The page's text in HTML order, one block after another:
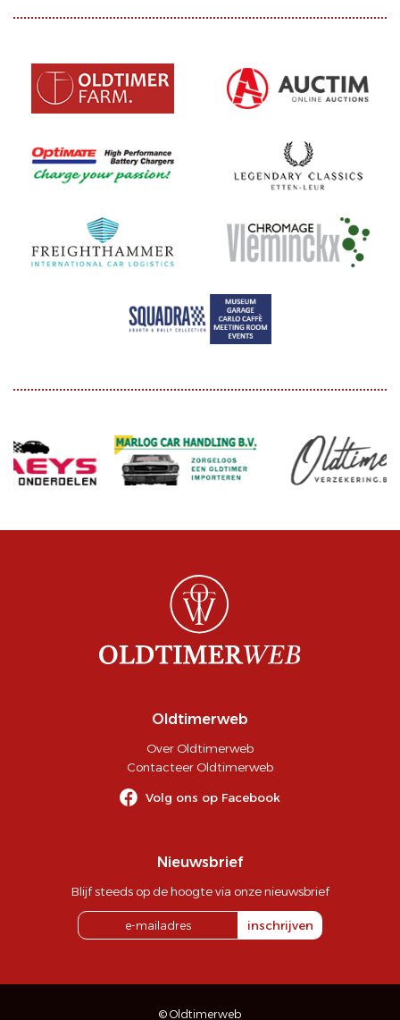
Oldtimerweb
Over Oldtimerweb
Contacteer Oldtimerweb
Volg ons op Facebook
Nieuwsbrief
Blijf steeds op de hoogte via onze nieuwsbrief
inschrijven
© Oldtimerweb